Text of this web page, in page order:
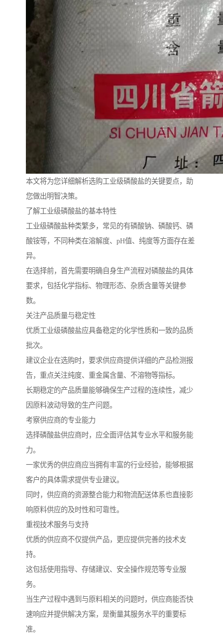
本文将为您详细解析选购工业级磷酸盐的关键要点，助
您做出明智决策。
了解工业级磷酸盐的基本特性
工业级磷酸盐种类繁多，常见的有磷酸钠、磷酸钙、磷
酸铵等，不同种类在溶解度、pH值、纯度等方面存在差
异。
在选择前，首先需要明确自身生产流程对磷酸盐的具体
要求，包括化学指标、物理形态、杂质含量等关键参
数。
关注产品质量与稳定性
优质工业级磷酸盐应具备稳定的化学性质和一致的品质
批次。
建议企业在选购时，要求供应商提供详细的产品检测报
告，重点关注纯度、重金属含量、不溶物等指标。
长期稳定的产品质量能够确保生产过程的连续性，减少
因原料波动导致的生产问题。
考察供应商的专业能力
选择磷酸盐供应商时，应全面评估其专业水平和服务能
力。
一家优秀的供应商应当拥有丰富的行业经验，能够根据
客户的具体需求提供专业建议。
同时，供应商的资源整合能力和物流配送体系也直接影
响原料供应的及时性和可靠性。
重视技术服务与支持
优质的供应商不仅提供产品，更应提供完善的技术支
持。
这包括使用指导、存储建议、安全操作规范等专业服
务。
当生产过程中遇到与原料相关的问题时，供应商能否快
速响应并提供解决方案，是衡量其服务水平的重要标
准。